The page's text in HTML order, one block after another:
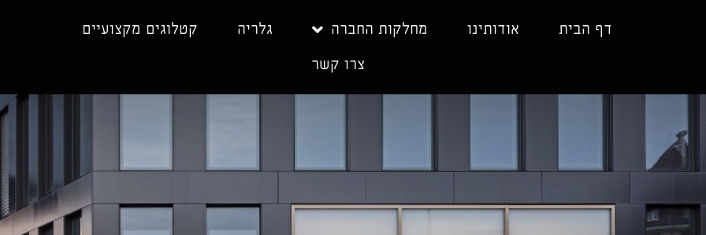
דף הבית אודותינו מחלקות החברה גלריה קטלוגים מקצועיים
צרו קשר